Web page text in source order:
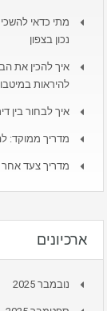
מתי כדאי
נכון בצפון
איך להכין את
להיראות במיטבו
איך לבחור בין
מדריך ממוקד:
מדריך צעד אחר
ארכיונים
נובמבר 2025